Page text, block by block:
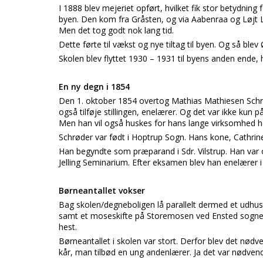
I 1888 blev mejeriet opført, hvilket fik stor betydning
byen. Den kom fra Gråsten, og via Aabenraa og
Men det tog godt nok lang tid.
Dette førte til vækst og nye tiltag til byen. Og så blev
Skolen blev flyttet 1930 – 1931 til byens anden
En ny degn i 1854
Den 1. oktober 1854 overtog Mathias Mathiesen
også tilføje stillingen, enelærer. Og det var ikke kun
Men han vil også huskes for hans lange
Schrøder var født i Hoptrup Sogn. Hans kone,
Han begyndte som præparand i Sdr. Vilstrup. Han
Jelling Seminarium. Efter eksamen blev han enelærer
Børneantallet vokser
Bag skolen/degneboligen lå parallelt dermed et
samt et moseskifte på Storemosen ved Ensted
hest.
Børneantallet i skolen var stort. Derfor blev det
kår, man tilbød en ung andenlærer. Ja det var